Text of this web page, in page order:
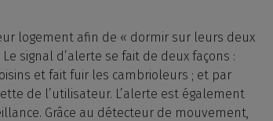
logement afin de « dormir sur leurs deux
signal d’alerte se fait de deux façons :
et fait fuir les cambrioleurs ; et par
de l’utilisateur. L’alerte est également
Grâce au détecteur de mouvement,